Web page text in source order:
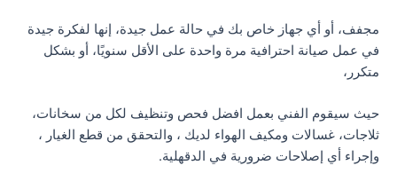
مجفف، أو أي جهاز خاص بك في حالة عمل جيدة، إنها لفكرة جيدة
في عمل صيانة احترافية مرة واحدة على الأقل سنويًا، أو بشكل
متكرر،
حيث سيقوم الفني بعمل افضل فحص وتنظيف لكل من سخانات،
ثلاجات، غسالات ومكيف الهواء لديك ، والتحقق من قطع الغيار ،
وإجراء أي إصلاحات ضرورية في الدقهلية.